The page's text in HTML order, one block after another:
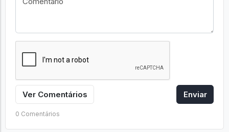
Dúvidas? Escreva aqui seu comentário.
Ver Comentários